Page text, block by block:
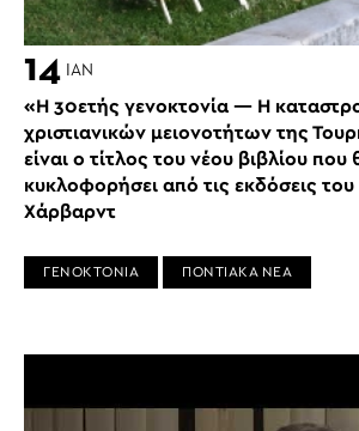
14 ΙΑΝ
«Η 30ετής γενοκτονία — Η
χριστιανικών μειονοτήτων της
είναι ο τίτλος του νέου βιβλίου που
κυκλοφορήσει από τις εκδόσεις του
Χάρβαρντ
ΓΕΝΟΚΤΟΝΙΑ ΠΟΝΤΙΑΚΑ ΝΕΑ